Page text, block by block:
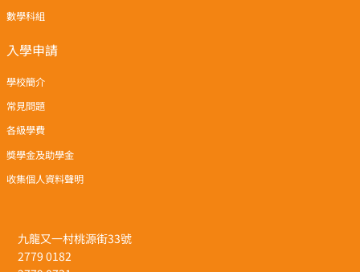
九龍又一村桃源街33號
2779 0182
數學科組
入學申請
學校簡介
常見問題
各級學費
獎學金及助學金
收集個人資料聲明